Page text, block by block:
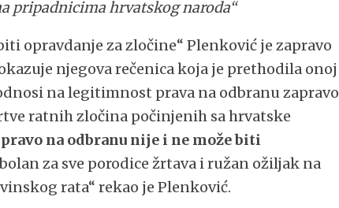
pripadnicima hrvatskog naroda“
opravdanje za zločine“ Plenković je zapravo
njegova rečenica koja je prethodila onoj
na legitimnost prava na odbranu zapravo
ratnih zločina počinjenih sa hrvatske
na odbranu nije i ne može biti
za sve porodice žrtava i ružan ožiljak na
rata“ rekao je Plenković.